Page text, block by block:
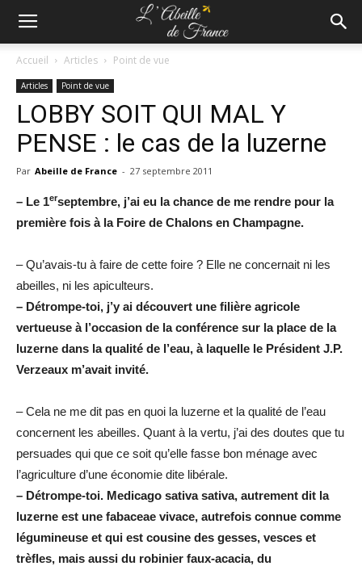
Accueil Articles Point de vue
Articles Point de vue
LOBBY SOIT QUI MAL Y
PENSE : le cas de la luzerne
Par Abeille de France - 27 septembre 2011
– Le 1erseptembre, j’ai eu la chance de me rendre pour la
première fois à la Foire de Chalons en Champagne.
– Qu’avais-tu à faire de cette foire ? Elle ne concernait ni les
abeilles, ni les apiculteurs.
– Détrompe-toi, j’y ai découvert une filière agricole
vertueuse à l’occasion de la conférence sur la place de la
luzerne dans la qualité de l’eau, à laquelle le Président J.P.
Verzeaux m’avait invité.
– Cela ne me dit pas en quoi la luzerne et la qualité de l’eau
concernent les abeilles. Quant à la vertu, j’ai des doutes que tu
persuades qui que ce soit qu’elle fasse bon ménage avec
l’agriculture d’une économie dite libérale.
– Détrompe-toi. Medicago sativa sativa, autrement dit la
luzerne est une fabaceae vivace, autrefois connue comme
légumineuse et qui est cousine des gesses, vesces et
trèfles, mais aussi du robinier faux-acacia, du